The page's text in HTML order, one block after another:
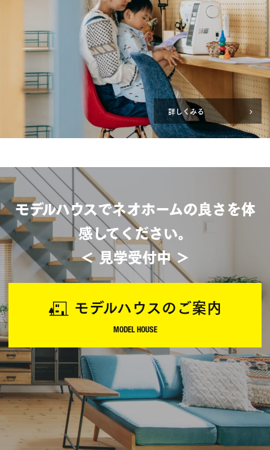
詳しくみる
モデルハウスでネオホームの良さを体
感してください。
＜ 見学受付中 ＞
モデルハウスのご案内